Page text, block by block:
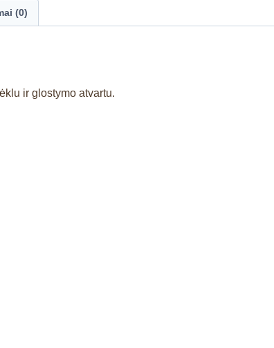
(0)
ir glostymo atvartu.